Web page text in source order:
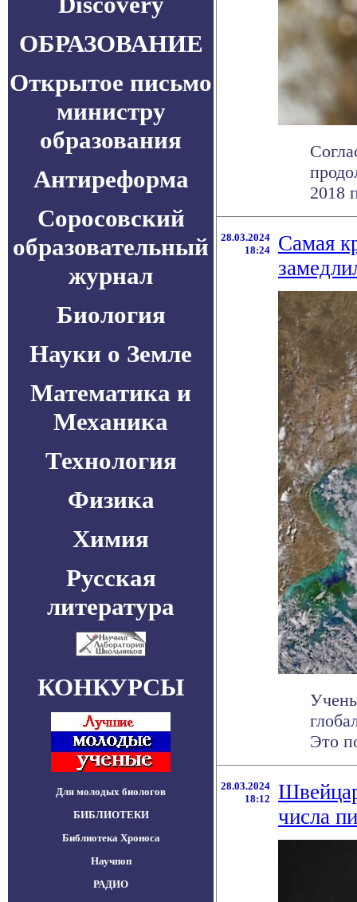
ОБРАЗОВАНИЕ
Открытое письмо
министру
образования
Антиреформа
Соросовский
образовательный
журнал
Биология
Науки о Земле
Математика и
Механика
Технология
Физика
Химия
Русская
литература
КОНКУРСЫ
Для молодых биологов
БИБЛИОТЕКИ
Библиотека Хроноса
Научпоп
РАДИО
2018
28.03.2024
18:24
Самая
Это
28.03.2024
18:12
числа пи